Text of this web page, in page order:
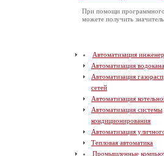
При помощи
можете получить
Автоматизация
Автоматизация
Автоматизация
сетей
Автоматизация
Автоматизация системы
кондиционирования
Автоматизация
Тепловая автоматика
Промышленные